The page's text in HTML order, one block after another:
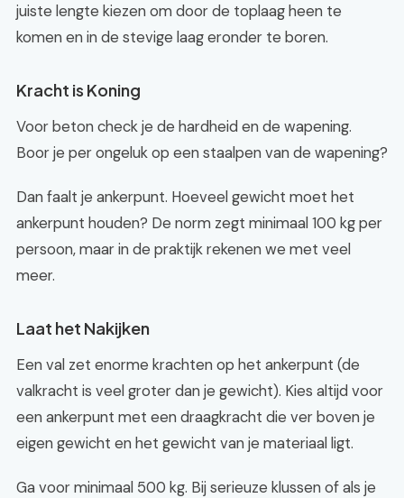
juiste lengte kiezen om door de toplaag heen te
komen en in de stevige laag eronder te boren.
Kracht is Koning
Voor beton check je de hardheid en de wapening.
Boor je per ongeluk op een staalpen van de wapening?
Dan faalt je ankerpunt. Hoeveel gewicht moet het
ankerpunt houden? De norm zegt minimaal 100 kg per
persoon, maar in de praktijk rekenen we met veel
meer.
Laat het Nakijken
Een val zet enorme krachten op het ankerpunt (de
valkracht is veel groter dan je gewicht). Kies altijd voor
een ankerpunt met een draagkracht die ver boven je
eigen gewicht en het gewicht van je materiaal ligt.
Ga voor minimaal 500 kg. Bij serieuze klussen of als je